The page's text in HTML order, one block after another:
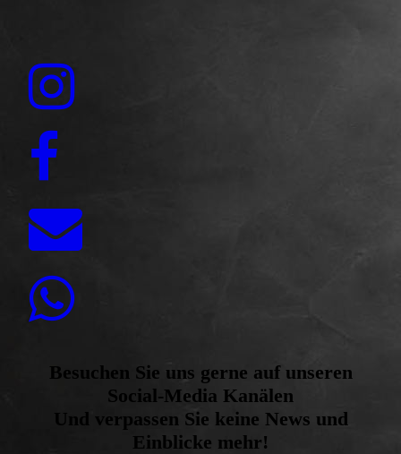
Besuchen Sie uns gerne auf unseren
Social-Media Kanälen
Und verpassen Sie keine News und
Einblicke mehr!